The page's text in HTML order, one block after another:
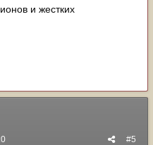
и жестких
#5